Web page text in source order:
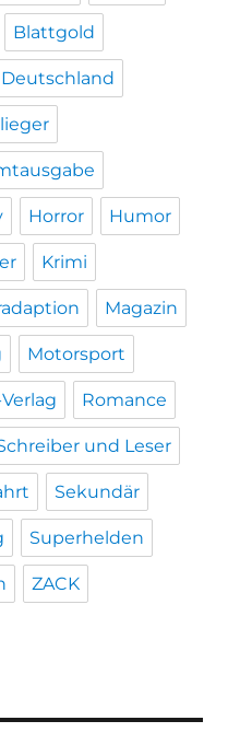
Blattgold
Deutschland
Horror Humor
Krimi
Magazin
Motorsport
Romance
und Leser
Sekundär
Superhelden
ZACK